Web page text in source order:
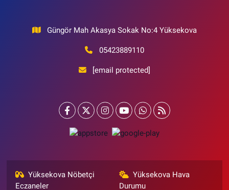
Güngör Mah Akasya Sokak No:4 Yüksekova
05423889110
[email protected]
Yüksekova Nöbetçi
Eczaneler
Yüksekova Hava
Durumu